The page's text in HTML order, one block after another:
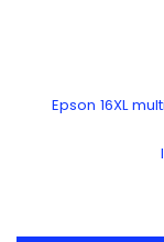
Epson 16XL